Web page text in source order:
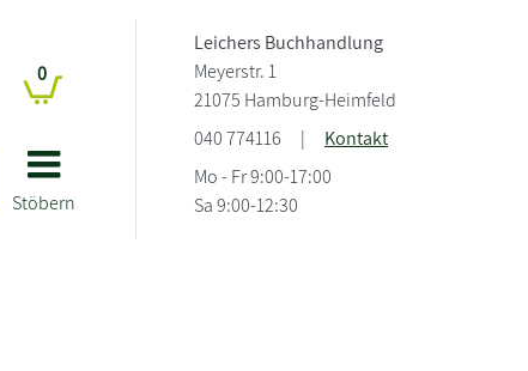
Stöbern
0
Leichers Buchhandlung
Meyerstr. 1
21075 Hamburg-Heimfeld
040 774116
|
Kontakt
Mo - Fr 9:00-17:00
Sa 9:00-12:30